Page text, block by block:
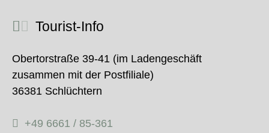
Tourist-Info
Obertorstraße 39-41 (im Ladengeschäft
zusammen mit der Postfiliale)
36381 Schlüchtern
+49 6661 / 85-361